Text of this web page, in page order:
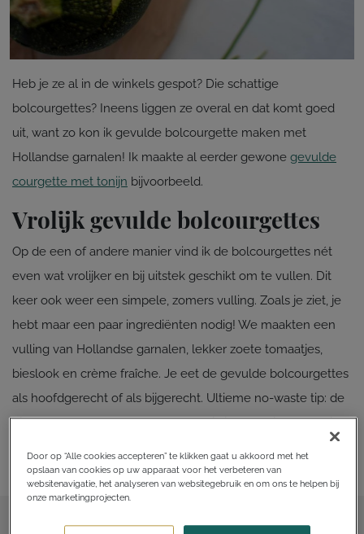
Heb je ze al in de winkels gespot? Die schattige
bolcourgettes? Ineens liggen ze overal en dat komt goed
uit, want zo kon ik gevulde bolcourgette maken met
Hollandse garnalen! Ik maakte al eerder gewone gevulde
courgette met tonijn bijvoorbeeld.
Vrolijk gevulde bolcourgettes
Op de een of andere manier vind ik de bolcourgettes nét
even wat vrolijker en bij uitstek geschikt om te vullen. Dit
keer ook weer een simpele, zomers vulling. Zoals je ziet, je
hebt maar een paar ingrediënten nodig! We maakten een
vulling van Hollandse garnalen, lekker zoete tomaatjes,
bieslook en crème fraîche. Je eet de gevulde bolcourgettes
als hoofdgerecht of als bijgerecht. Ultieme no-waste tip: de
binnenkant van de courgette gebruik je voor dit recept niet,
courgettesoep.
Door op “Alle cookies accepteren” te klikken gaat u akkoord met het
opslaan van cookies op uw apparaat voor het verbeteren van
websitenavigatie, het analyseren van websitegebruik en om ons te helpen bij
onze marketingprojecten.